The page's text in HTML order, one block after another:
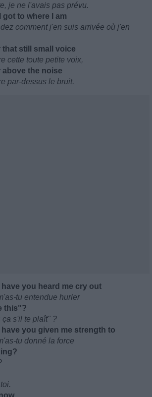
je ne l'avais pas prévu.
to where I am
comment j'en suis arrivée où j'en
that still small voice
cette toute petite voix,
above the noise
par-dessus le bruit.
have you heard me cry out
tu entendue hurler
this"?
ça s'il te plaît" ?
have you given me strength to
tu donné la force